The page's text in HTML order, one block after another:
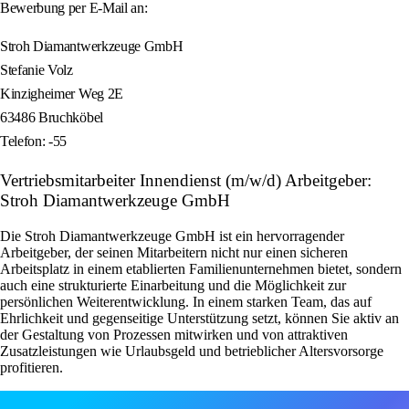
Bewerbung per E-Mail an:
Stroh Diamantwerkzeuge GmbH
Stefanie Volz
Kinzigheimer Weg 2E
63486 Bruchköbel
Telefon: -55
Vertriebsmitarbeiter Innendienst (m/w/d) Arbeitgeber:
Stroh Diamantwerkzeuge GmbH
Die Stroh Diamantwerkzeuge GmbH ist ein hervorragender
Arbeitgeber, der seinen Mitarbeitern nicht nur einen sicheren
Arbeitsplatz in einem etablierten Familienunternehmen bietet, sondern
auch eine strukturierte Einarbeitung und die Möglichkeit zur
persönlichen Weiterentwicklung. In einem starken Team, das auf
Ehrlichkeit und gegenseitige Unterstützung setzt, können Sie aktiv an
der Gestaltung von Prozessen mitwirken und von attraktiven
Zusatzleistungen wie Urlaubsgeld und betrieblicher Altersvorsorge
profitieren.